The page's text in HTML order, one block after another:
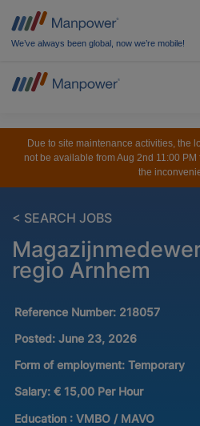
We’ve always been global, now we’re mobile!
Due to site maintenance activities, the
not be available from Aug 2nd 11:00
the
< SEARCH JOBS
regio Arnhem
Reference Number: 218057
Posted: June 23, 2026
Form of employment: Temporary
Salary: € 15,00 Per Hour
Education : VMBO / MAVO